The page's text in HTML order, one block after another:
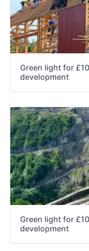
Green light for
development
Green light for
development